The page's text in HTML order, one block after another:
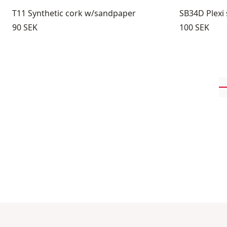
T11 Synthetic cork w/sandpaper
Pris:
90 SEK
SB34D
Pris:
100 SEK